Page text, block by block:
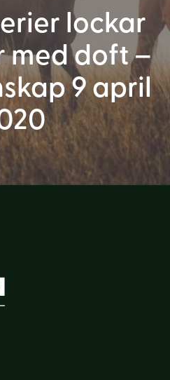
lockar
med doft –
9 april